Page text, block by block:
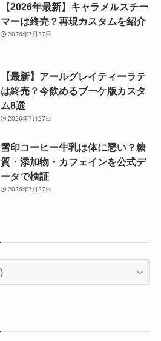
【2026年最新】キャラメルスチー
マーは終売？再現カスタムを紹介
2026年7月27日
【最新】アールグレイティーラテ
は終売？今飲めるブーケ版カスタ
ム8選
2026年7月27日
雪印コーヒー牛乳は体に悪い？糖
質・添加物・カフェインを公式デ
ータで検証
2026年7月27日